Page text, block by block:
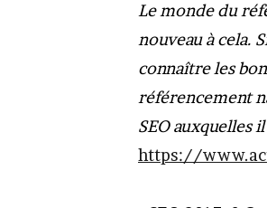
Le monde du
nouveau à cela.
connaître les
référencement
SEO auxquelles
https://